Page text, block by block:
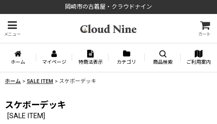
岡崎市の古着屋・クラウドナイン
メニュー カート
ホーム マイページ 特商法表示 カテゴリ 商品検索 ご利用案内
ホーム > SALE ITEM > スケボーデッキ
スケボーデッキ
[SALE ITEM]